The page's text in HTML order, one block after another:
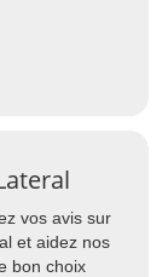
vos avis sur
et aidez nos
bon choix